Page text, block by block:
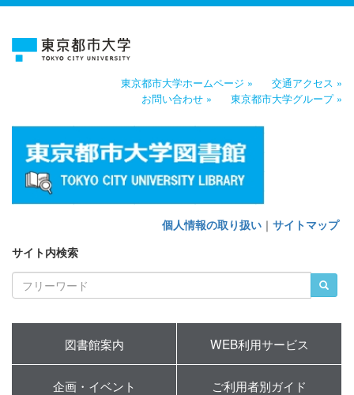
東京都市大学ホームページ »
交通アクセス »
お問い合わせ »
東京都市大学グループ »
個人情報の取り扱い ｜ サイトマップ
サイト内検索
図書館案内 WEB利用サービス
企画・イベント ご利用者別ガイド